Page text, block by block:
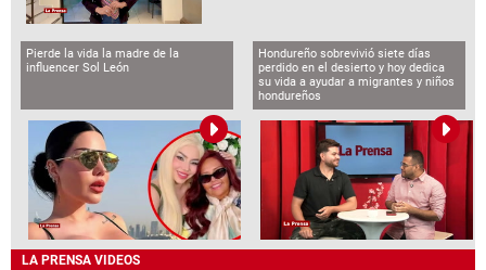
Pierde la vida la madre de la
influencer Sol León
Hondureño sobrevivió siete días
perdido en el desierto y hoy dedica
su vida a ayudar a migrantes y niños
hondureños
LA PRENSA VIDEOS